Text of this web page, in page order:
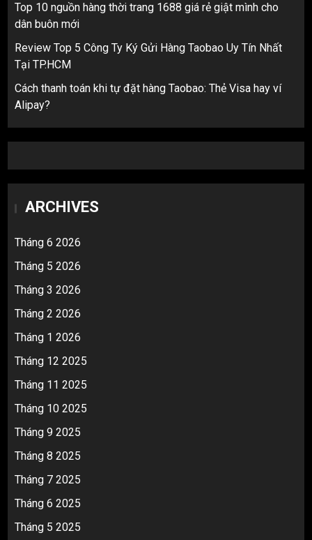
Top 10 nguồn hàng thời trang 1688 giá rẻ giật mình cho
dân buôn mới
Review Top 5 Công Ty Ký Gửi Hàng Taobao Uy Tín Nhất
Tại TP.HCM
Cách thanh toán khi tự đặt hàng Taobao: Thẻ Visa hay ví
Alipay?
ARCHIVES
Tháng 6 2026
Tháng 5 2026
Tháng 3 2026
Tháng 2 2026
Tháng 1 2026
Tháng 12 2025
Tháng 11 2025
Tháng 10 2025
Tháng 9 2025
Tháng 8 2025
Tháng 7 2025
Tháng 6 2025
Tháng 5 2025